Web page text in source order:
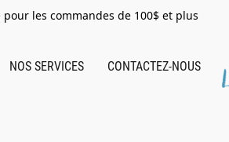
les commandes de 100$ et plus
NOS SERVICES CONTACTEZ-NOUS